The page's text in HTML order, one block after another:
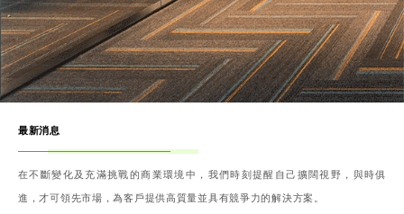
最新消息
在不斷變化及充滿挑戰的商業環境中，我們時刻提醒自己擴闊視野，與時俱
進，才可領先市場，為客戶提供高質量並具有競爭力的解決方案。